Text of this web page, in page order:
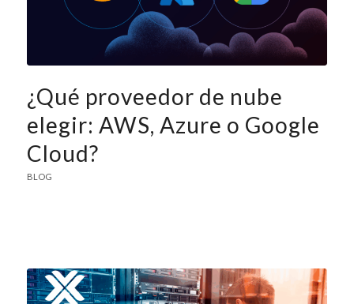
¿Qué proveedor de nube
elegir: AWS, Azure o Google
Cloud?
BLOG